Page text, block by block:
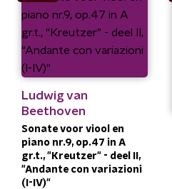
Ludwig van
Beethoven
Sonate voor viool en
piano nr.9, op.47 in A
gr.t., "Kreutzer" - deel II,
"Andante con variazioni
(I-IV)"